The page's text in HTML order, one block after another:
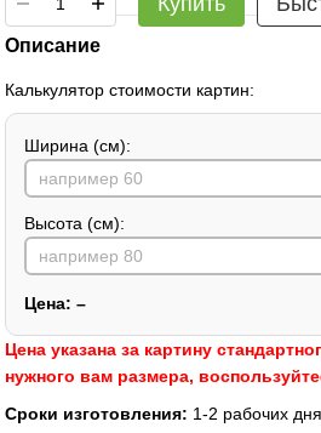
Описание
Калькулятор стоимости картин:
Ширина (см):
Высота (см):
Цена: –
Цена указана за картину
нужного вам размера,
Сроки изготовления: 1-2 рабочих дня